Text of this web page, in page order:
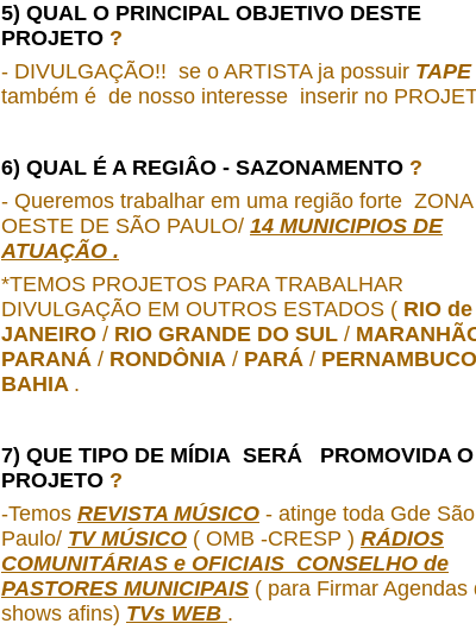
5) QUAL O PRINCIPAL OBJETIVO DESTE
PROJETO ?
- DIVULGAÇÃO!! se o ARTISTA ja possuir TAPE
também é de nosso interesse inserir no
6) QUAL É A REGIÂO - SAZONAMENTO ?
- Queremos trabalhar em uma região forte ZONA
OESTE DE SÃO PAULO/ 14 MUNICIPIOS DE
ATUAÇÃO .
*TEMOS PROJETOS PARA TRABALHAR
DIVULGAÇÃO EM OUTROS ESTADOS ( RIO de
JANEIRO / RIO GRANDE DO SUL /
PARANÁ / RONDÔNIA / PARÁ / PERNAMBUCO
BAHIA .
7) QUE TIPO DE MÍDIA SERÁ PROMOVIDA O
PROJETO ?
-Temos REVISTA MÚSICO - atinge toda Gde São
Paulo/ TV MÚSICO ( OMB -CRESP ) RÁDIOS
COMUNITÁRIAS e OFICIAIS CONSELHO de
PASTORES MUNICIPAIS ( para Firmar Agendas
shows afins) TVs WEB .